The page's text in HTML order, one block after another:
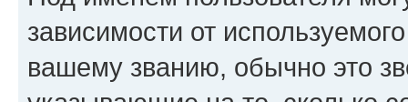
зависимости от
вашему званию, обычно это